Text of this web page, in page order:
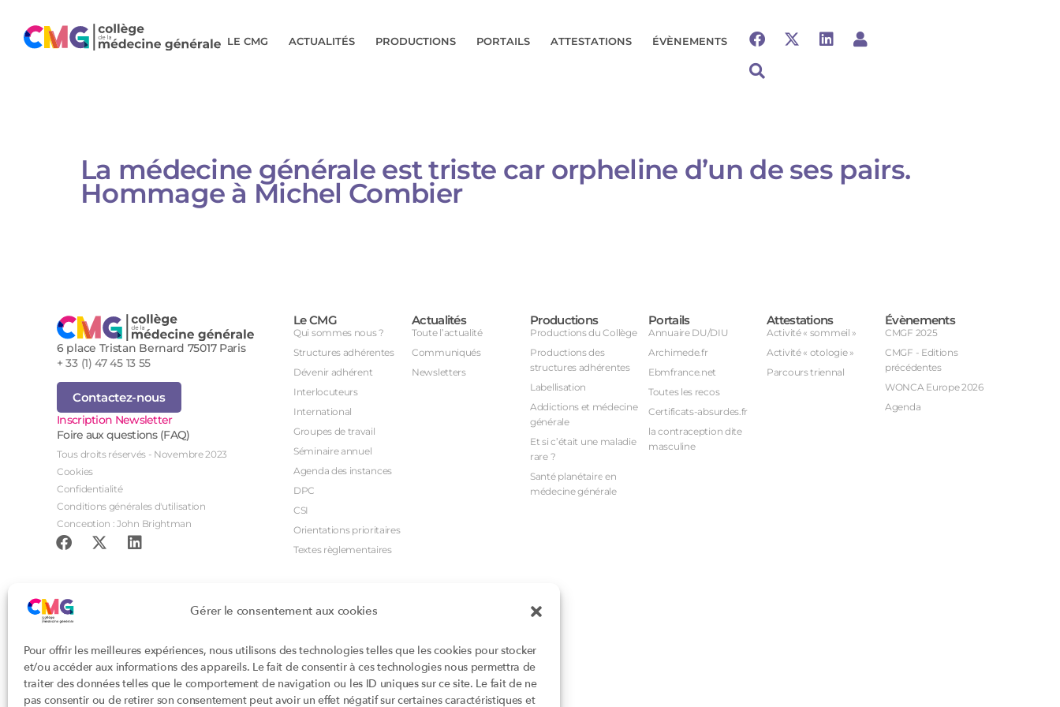
Gérer le consentement aux cookies
Pour offrir les meilleures expériences, nous utilisons des technologies telles que les cookies pour stocker
et/ou accéder aux informations des appareils. Le fait de consentir à ces technologies nous permettra de
traiter des données telles que le comportement de navigation ou les ID uniques sur ce site. Le fait de ne
pas consentir ou de retirer son consentement peut avoir un effet négatif sur certaines caractéristiques et
LE CMG ACTUALITÉS PRODUCTIONS PORTAILS ATTESTATIONS ÉVÈNEMENTS
La médecine générale est triste car orpheline d’un de ses pairs.
Hommage à Michel Combier
6 place Tristan Bernard 75017 Paris
+ 33 (1) 47 45 13 55
Contactez-nous
Inscription Newsletter
Foire aux questions (FAQ)
Tous droits réservés - Novembre 2023
Cookies
Confidentialité
Conditions générales d'utilisation
Conception : John Brightman
Le CMG
Qui sommes nous ?
Structures adhérentes
Dévenir adhérent
Interlocuteurs
International
Groupes de travail
Séminaire annuel
Agenda des instances
DPC
CSI
Orientations prioritaires
Textes règlementaires
Actualités
Toute l’actualité
Communiqués
Newsletters
Productions
Productions du Collège
Productions des
structures adhérentes
Labellisation
Addictions et médecine
générale
Et si c’était une maladie
rare ?
Santé planétaire en
médecine générale
Portails
Annuaire DU/DIU
Archimede.fr
Ebmfrance.net
Toutes les recos
Certificats-absurdes.fr
la contraception dite
masculine
Attestations
Activité « sommeil »
Activité « otologie »
Parcours triennal
Évènements
CMGF 2025
CMGF - Editions
précédentes
WONCA Europe 2026
Agenda